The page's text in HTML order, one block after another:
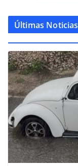
Últimas Noticias